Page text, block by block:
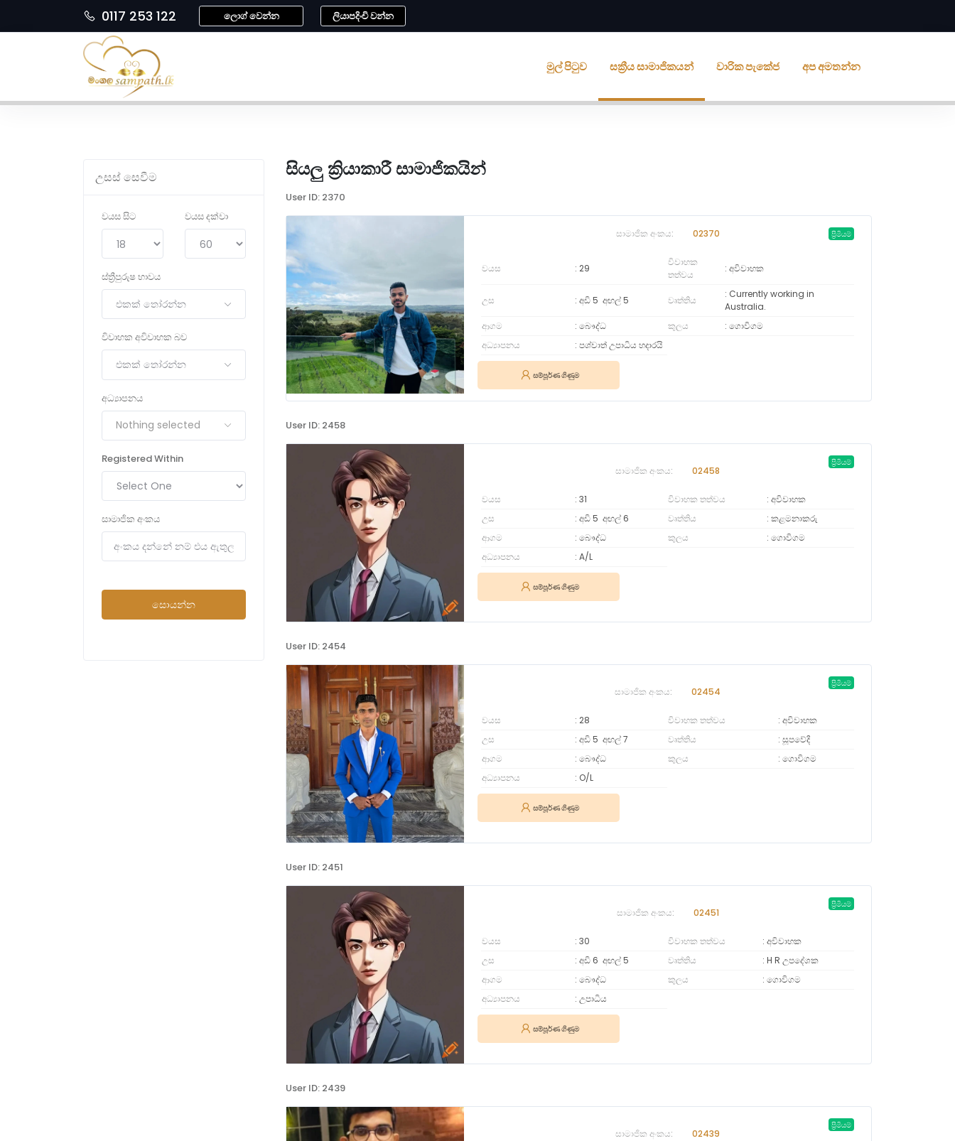
0117 253 122 ලොග් වෙන්න ලියාපදිංචි වන්න
මුල් පිටුව සක්‍රීය සාමාජිකයන් වාරික පැකේජ අප අමතන්න
උසස් සෙවීම
වයස සිට වයස දක්වා
ස්ත්‍රීපුරුෂ භාවය
එකක් තෝරන්න
විවාහක අවිවාහක බව
එකක් තෝරන්න
අධ්‍යාපනය
Nothing selected
Registered Within
සාමාජික අංකය
සොයන්න
සියලු ක්‍රියාකාරී සාමාජිකයින්
User ID: 2370
ප්‍රිමියම්
සාමාජික අංකය: 02370
වයස 29
විවාහක
තත්වය
අවිවාහක
උස අඩි 5 අඟල්5 වෘත්තිය
Currently working in
Australia.
ආගම
බෞද්ධ කුලය
ගොවිගම
අධ්‍යාපනය
පශ්චාත් උපාධිය හදාරයි
සම්පූර්ණ ගිණුම
User ID: 2458
ප්‍රිමියම්
සාමාජික අංකය: 02458
වයස 31 විවාහක තත්වය
අවිවාහක
උස
අඩි 5 අඟල් 6 වෘත්තිය
කළමනාකරු
ආගම
බෞද්ධ කුලය
ගොවිගම
අධ්‍යාපනය
A/L
සම්පූර්ණ ගිණුම
User ID: 2454
ප්‍රිමියම්
සාමාජික අංකය: 02454
වයස 28 විවාහක තත්වය
අවිවාහක
උස
අඩි 5 අඟල්7 වෘත්තිය
සූපවේදි
ආගම
බෞද්ධ කුලය
ගොවිගම
අධ්‍යාපනය
O/L
සම්පූර්ණ ගිණුම
User ID: 2451
ප්‍රිමියම්
සාමාජික අංකය: 02451
වයස 30 විවාහක තත්වය
අවිවාහක
උස
අඩි 6 අඟල්5 වෘත්තිය
H R උපදේශක
ආගම
බෞද්ධ කුලය
ගොවිගම
අධ්‍යාපනය
උපාධිය
සම්පූර්ණ ගිණුම
User ID: 2439
ප්‍රිමියම්
සාමාජික අංකය: 02439